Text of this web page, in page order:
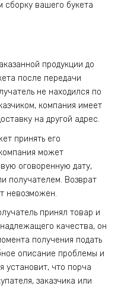
сборку вашего букета
продукции до
после передачи
не находился по
компания имеет
на другой адрес.
принять его
может
оговоренную дату,
получателем. Возврат
невозможен.
принял товар и
качества, он
получения подать
описание проблемы и
установит, что порча
заказчика или